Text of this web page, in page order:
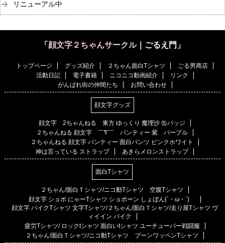
リニューアル中
「 顔文字２ちゃんサークル｜ごるえ門」
トップページ グッズ紹介 ２ちゃん面白Tシャツ
ごる男商店
活動日記
電子書籍 ニコニコ動画紹介
リンク
がんばれ街の仲間たち
お問い合わせ
顔文字グッズ
顔文字 2ちゃんねる 東方 ゆっくり 魔理沙 缶バッジ
２ちゃんねる 顔文字 ￣∇￣ パンティー 紫 パープル
２ちゃんねる 顔文字 パンティー 面白パンツ ピンクホワイト
神は言っている ストラップ
あきらメロンストラップ
面白Tシャツ
２ちゃん/面白Ｔシャツ/ニコ動Tシャツ 空腹Tシャツ
顔文字 ショボ にゃーTシャツ ショボーン しょぼん(´・ω・`)
顔文字 バイクTシャツ 文字Tシャツ/２ちゃん/面白Ｔシャツ/走り屋Tシャツ ヴ
ィイイン バイク
疲労Tシャツ/ ロックtシャツ 面白いtシャツ ユーチューバー戦闘服
２ちゃん/面白Ｔシャツ/ニコ動Tシャツ ブーンワッペンTシャツ